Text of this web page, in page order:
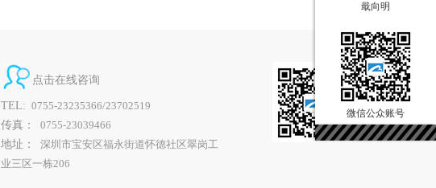
点击在线咨询
TEL: 0755-23235366/23702519
传真：
0755-23039466
地址：
深圳市宝安区福永街道怀德社区翠岗工
业三区一栋206
戢向明
微信公众账号